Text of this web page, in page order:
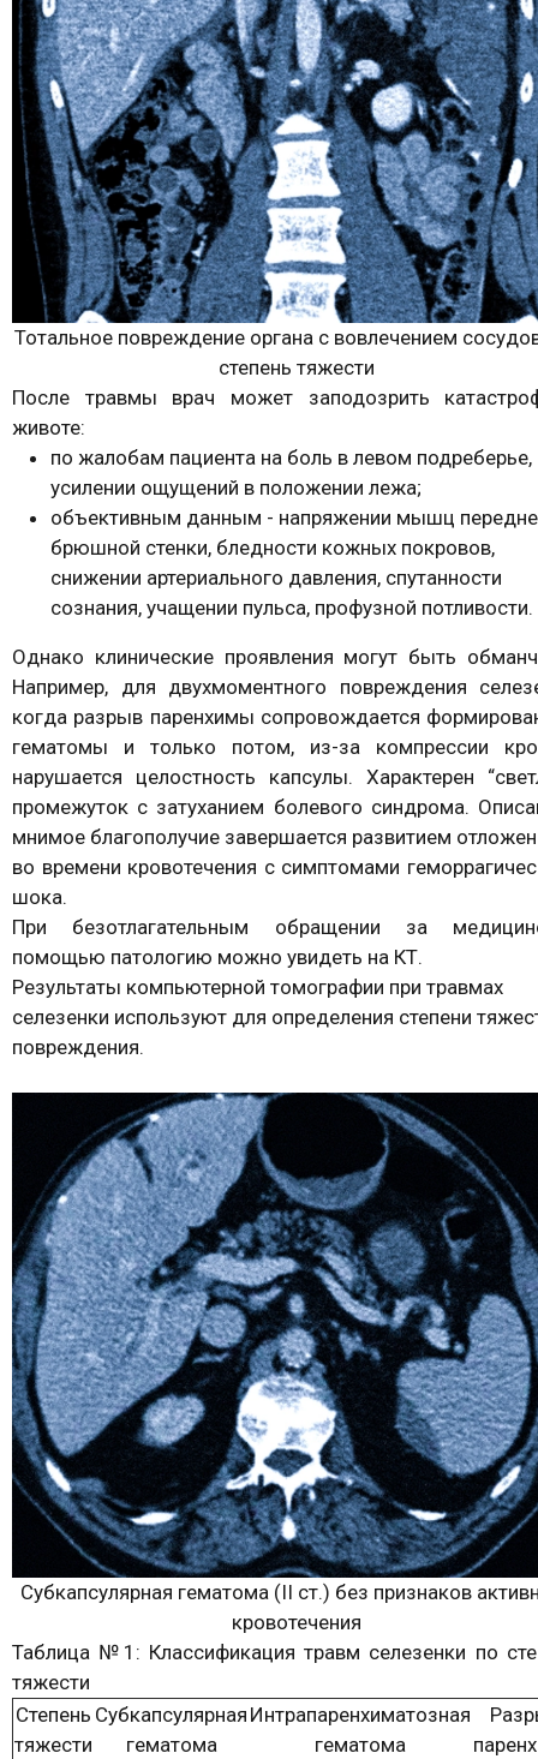
Тотальное повреждение органа с вовлечением
степень тяжести
После травмы врач может заподозрить
животе:
по жалобам пациента на боль в левом подреберье,
усилении ощущений в положении лежа;
объективным данным - напряжении мышц
брюшной стенки, бледности кожных покровов,
снижении артериального давления, спутанности
сознания, учащении пульса, профузной потливости.
Однако клинические проявления могут быть
Например, для двухмоментного повреждения
когда разрыв паренхимы сопровождается
гематомы и только потом, из-за компрессии
нарушается целостность капсулы. Характерен
промежуток с затуханием болевого синдрома.
мнимое благополучие завершается развитием
во времени кровотечения с симптомами
шока.
При безотлагательным обращении за
помощью патологию можно увидеть на КТ.
Результаты компьютерной томографии при травмах
селезенки используют для определения степени
повреждения.
Субкапсулярная гематома (II ст.) без признаков
кровотечения
Таблица №1: Классификация травм селезенки по
тяжести
Степень
тяжести
Субкапсулярная
гематома
Интрапаренхиматозная
гематома